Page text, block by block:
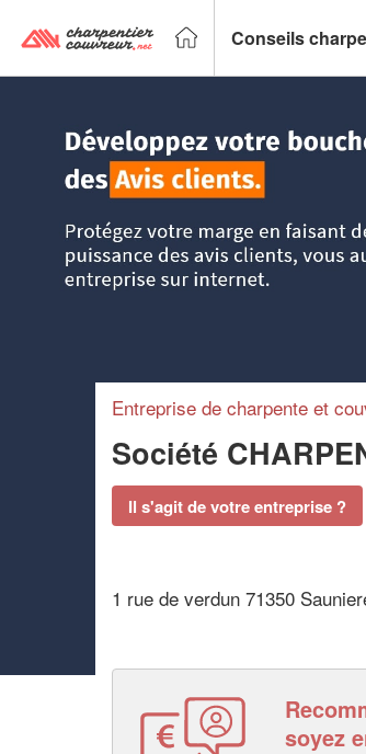
Conseils
Entreprise de charpente et
Société
Il s'agit de votre entreprise ?
1 rue de verdun 71350
soyez